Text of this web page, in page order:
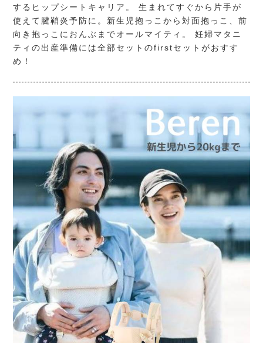
するヒップシートキャリア。 生まれてすぐから片手が
使えて腱鞘炎予防に。新生児抱っこから対面抱っこ、前
向き抱っこにおんぶまでオールマイティ。 妊婦マタニ
ティの出産準備には全部セットのfirstセットがおすす
め！